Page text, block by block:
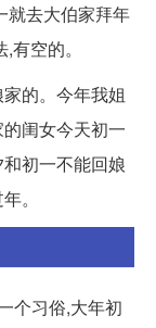
就去大伯家拜年
空的。
的。今年我姐
闺女今天初一
初一不能回娘
。
个习俗,大年初